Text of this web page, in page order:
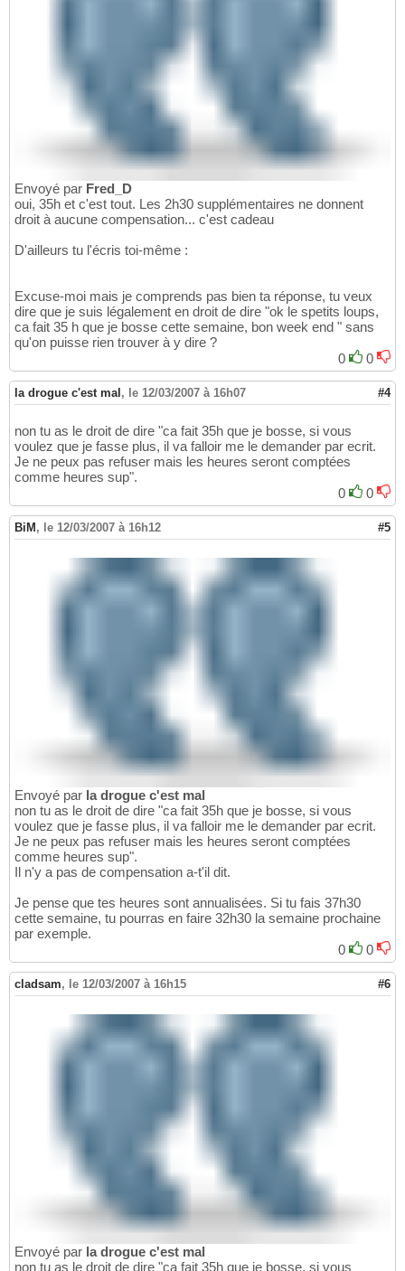
Envoyé par Fred_D
oui, 35h et c'est tout. Les 2h30 supplémentaires ne donnent
droit à aucune compensation... c'est cadeau
D'ailleurs tu l'écris toi-même :
Excuse-moi mais je comprends pas bien ta réponse, tu veux
dire que je suis légalement en droit de dire "ok le spetits loups,
ca fait 35 h que je bosse cette semaine, bon week end " sans
qu'on puisse rien trouver à y dire ?
0
0
la drogue c'est mal, le 12/03/2007 à 16h07 #4
non tu as le droit de dire "ca fait 35h que je bosse, si vous
voulez que je fasse plus, il va falloir me le demander par ecrit.
Je ne peux pas refuser mais les heures seront comptées
comme heures sup".
0
0
BiM, le 12/03/2007 à 16h12 #5
Envoyé par la drogue c'est mal
non tu as le droit de dire "ca fait 35h que je bosse, si vous
voulez que je fasse plus, il va falloir me le demander par ecrit.
Je ne peux pas refuser mais les heures seront comptées
comme heures sup".
Il n'y a pas de compensation a-t'il dit.
Je pense que tes heures sont annualisées. Si tu fais 37h30
cette semaine, tu pourras en faire 32h30 la semaine prochaine
par exemple.
0
0
cladsam, le 12/03/2007 à 16h15 #6
Envoyé par la drogue c'est mal
non tu as le droit de dire "ca fait 35h que je bosse, si vous